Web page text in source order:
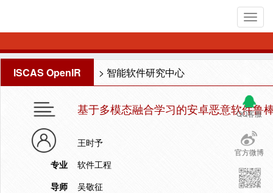
ISCAS OpenIR > 智能软件研究中心
QQ客服
官方微博
基于多模态融合学习的安卓恶意软件鲁
王时予
专业
软件工程
导师
吴敬征